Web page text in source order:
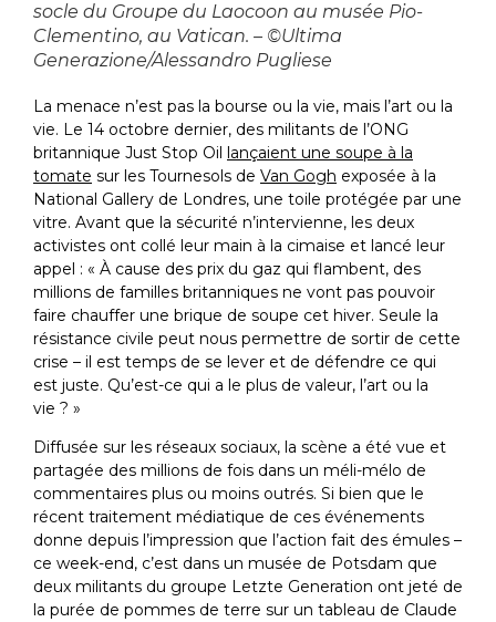
socle du Groupe du Laocoon au musée Pio-
Clementino, au Vatican. – ©Ultima
Generazione/Alessandro Pugliese
La menace n’est pas la bourse ou la vie, mais l’art ou la
vie. Le 14 octobre dernier, des militants de l’ONG
britannique Just Stop Oil lançaient une soupe à la
tomate sur les Tournesols de Van Gogh exposée à la
National Gallery de Londres, une toile protégée par une
vitre. Avant que la sécurité n’intervienne, les deux
activistes ont collé leur main à la cimaise et lancé leur
appel : « À cause des prix du gaz qui flambent, des
millions de familles britanniques ne vont pas pouvoir
faire chauffer une brique de soupe cet hiver. Seule la
résistance civile peut nous permettre de sortir de cette
crise – il est temps de se lever et de défendre ce qui
est juste. Qu’est-ce qui a le plus de valeur, l’art ou la
vie ? »
Diffusée sur les réseaux sociaux, la scène a été vue et
partagée des millions de fois dans un méli-mélo de
commentaires plus ou moins outrés. Si bien que le
récent traitement médiatique de ces événements
donne depuis l’impression que l’action fait des émules –
ce week-end, c’est dans un musée de Potsdam que
deux militants du groupe Letzte Generation ont jeté de
la purée de pommes de terre sur un tableau de Claude